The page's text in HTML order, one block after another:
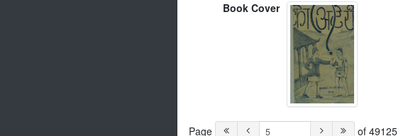
Book Cover
Page of 49125